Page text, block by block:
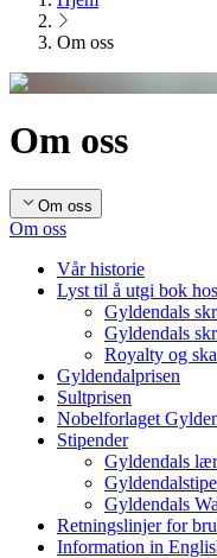
Om oss
Om oss
Om oss
Om oss
Vår historie
Lyst til å utgi bok
Gyldendals
Gyldendals
Royalty og
Gyldendalprisen
Sultprisen
Nobelforlaget
Stipender
Gyldendals
Gyldendals
Retningslinjer for
Information in